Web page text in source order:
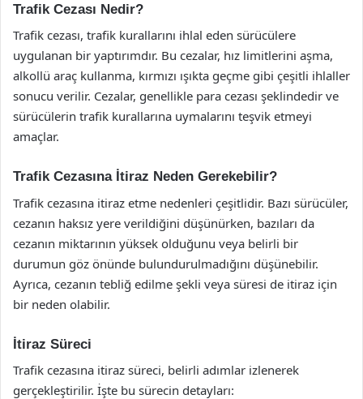
Trafik Cezası Nedir?
Trafik cezası, trafik kurallarını ihlal eden sürücülere
uygulanan bir yaptırımdır. Bu cezalar, hız limitlerini aşma,
alkollü araç kullanma, kırmızı ışıkta geçme gibi çeşitli ihlaller
sonucu verilir. Cezalar, genellikle para cezası şeklindedir ve
sürücülerin trafik kurallarına uymalarını teşvik etmeyi
amaçlar.
Trafik Cezasına İtiraz Neden Gerekebilir?
Trafik cezasına itiraz etme nedenleri çeşitlidir. Bazı sürücüler,
cezanın haksız yere verildiğini düşünürken, bazıları da
cezanın miktarının yüksek olduğunu veya belirli bir
durumun göz önünde bulundurulmadığını düşünebilir.
Ayrıca, cezanın tebliğ edilme şekli veya süresi de itiraz için
bir neden olabilir.
İtiraz Süreci
Trafik cezasına itiraz süreci, belirli adımlar izlenerek
gerçekleştirilir. İşte bu sürecin detayları: